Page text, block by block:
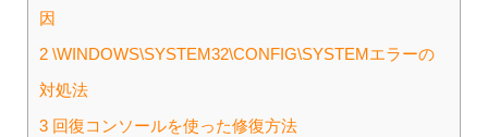
因
2\WINDOWS\SYSTEM32\CONFIG\SYSTEMエラーの
対処法
3回復コンソールを使った修復方法